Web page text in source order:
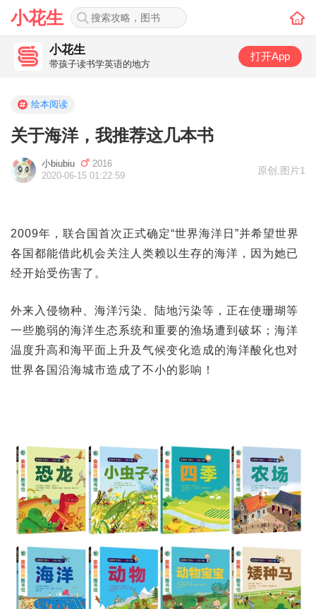
小花生
小花生
带孩子读书学英语的地方
打开App
绘本阅读
关于海洋，我推荐这几本书
小biubiu
2016
2020-06-15 01:22:59
原创 图片1
2009年，联合国首次正式确定“世界海洋日”并希望世界
各国都能借此机会关注人类赖以生存的海洋，因为她已
经开始受伤害了。
外来入侵物种、海洋污染、陆地污染等，正在使珊瑚等
一些脆弱的海洋生态系统和重要的渔场遭到破坏；海洋
温度升高和海平面上升及气候变化造成的海洋酸化也对
世界各国沿海城市造成了不小的影响！